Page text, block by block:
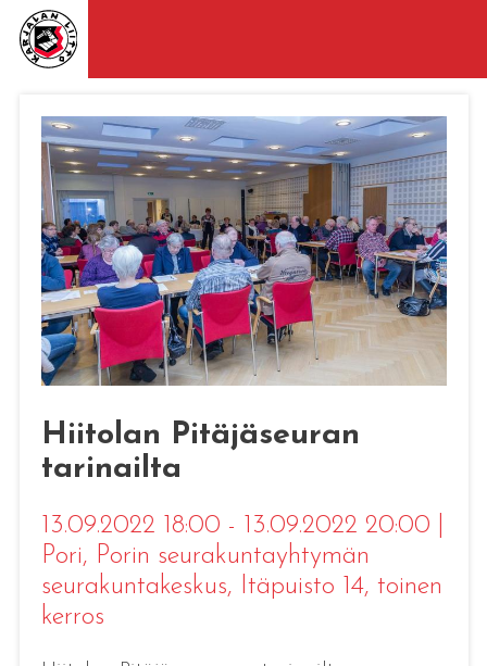
Hiitolan Pitäjäseuran
tarinailta
13.09.2022 18:00 - 13.09.2022 20:00
Pori, Porin seurakuntayhtymän
seurakuntakeskus, Itäpuisto 14, toinen
kerros